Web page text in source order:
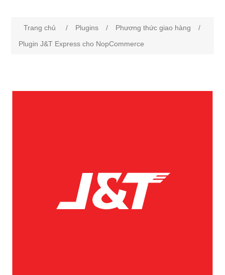
Trang chủ / Plugins / Phương thức giao hàng
/
Plugin J&T Express cho NopCommerce